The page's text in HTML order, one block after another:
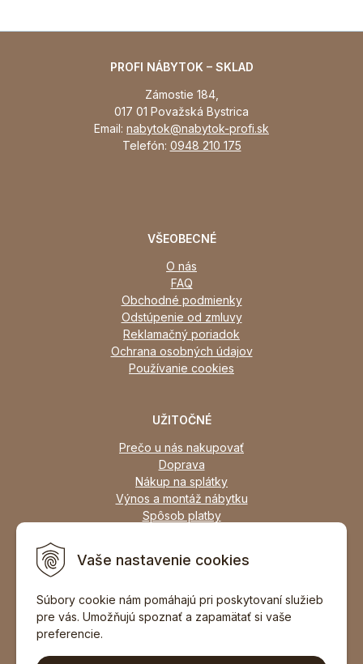
Vaše nastavenie cookies
Súbory cookie nám pomáhajú pri poskytovaní služieb
pre vás. Umožňujú spoznať a zapamätať si vaše
preferencie.
PROFI NÁBYTOK – SKLAD
Zámostie 184,
017 01 Považská Bystrica
Email: nabytok@nabytok-profi.sk
Telefón: 0948 210 175
VŠEOBECNÉ
O nás
FAQ
Obchodné podmienky
Odstúpenie od zmluvy
Reklamačný poriadok
Ochrana osobných údajov
Používanie cookies
UŽITOČNÉ
Prečo u nás nakupovať
Doprava
Nákup na splátky
Výnos a montáž nábytku
Spôsob platby
Zariadime všetky typy interiérov
DOPORUČIŤ ZNÁMEMU